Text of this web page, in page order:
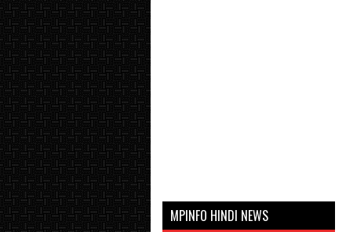
MPINFO HINDI NEWS